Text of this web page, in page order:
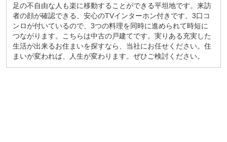
足の不自由な人も楽に移動することができる平坦地です。来訪
者の顔が確認できる、安心のTVインターホン付きです。3口コ
ンロが付いているので、3つの料理を同時に進められて時短に
つながります。こちらは中古の戸建てです。実りある充実した
生活が出来るお住まいを探すなら、当社にお任せください。住
まいが変われば、人生が変わります。ぜひご検討ください。